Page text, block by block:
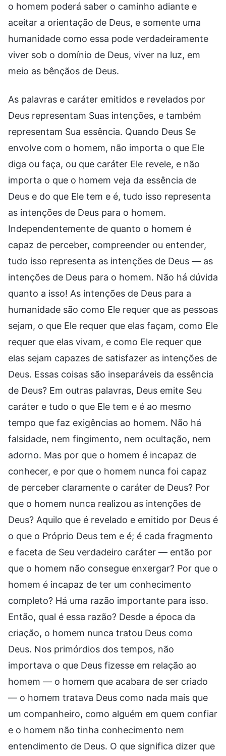
o homem poderá saber o caminho adiante e
aceitar a orientação de Deus, e somente uma
humanidade como essa pode verdadeiramente
viver sob o domínio de Deus, viver na luz, em
meio as bênçãos de Deus.
As palavras e caráter emitidos e revelados por
Deus representam Suas intenções, e também
representam Sua essência. Quando Deus Se
envolve com o homem, não importa o que Ele
diga ou faça, ou que caráter Ele revele, e não
importa o que o homem veja da essência de
Deus e do que Ele tem e é, tudo isso representa
as intenções de Deus para o homem.
Independentemente de quanto o homem é
capaz de perceber, compreender ou entender,
tudo isso representa as intenções de Deus — as
intenções de Deus para o homem. Não há dúvida
quanto a isso! As intenções de Deus para a
humanidade são como Ele requer que as pessoas
sejam, o que Ele requer que elas façam, como Ele
requer que elas vivam, e como Ele requer que
elas sejam capazes de satisfazer as intenções de
Deus. Essas coisas são inseparáveis da essência
de Deus? Em outras palavras, Deus emite Seu
caráter e tudo o que Ele tem e é ao mesmo
tempo que faz exigências ao homem. Não há
falsidade, nem fingimento, nem ocultação, nem
adorno. Mas por que o homem é incapaz de
conhecer, e por que o homem nunca foi capaz
de perceber claramente o caráter de Deus? Por
que o homem nunca realizou as intenções de
Deus? Aquilo que é revelado e emitido por Deus é
o que o Próprio Deus tem e é; é cada fragmento
e faceta de Seu verdadeiro caráter — então por
que o homem não consegue enxergar? Por que o
homem é incapaz de ter um conhecimento
completo? Há uma razão importante para isso.
Então, qual é essa razão? Desde a época da
criação, o homem nunca tratou Deus como
Deus. Nos primórdios dos tempos, não
importava o que Deus fizesse em relação ao
homem — o homem que acabara de ser criado
— o homem tratava Deus como nada mais que
um companheiro, como alguém em quem confiar
e o homem não tinha conhecimento nem
entendimento de Deus. O que significa dizer que